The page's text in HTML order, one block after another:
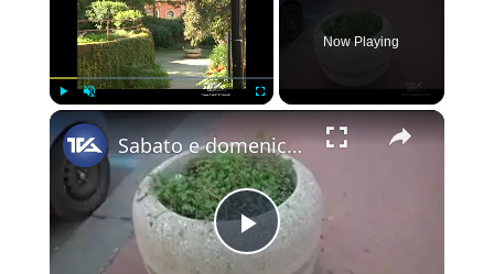
Play Unmute Fullscreen
Now Playing
×
Play
Sabato e domenica ad Adrano "Adotta un'aiuola" e "Alberi per il futuro".